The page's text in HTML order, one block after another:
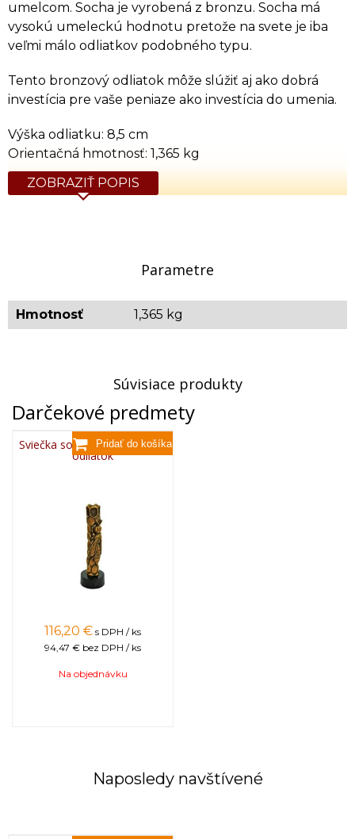
umelcom. Socha je vyrobená z bronzu. Socha má
vysokú umeleckú hodnotu pretože na svete je iba
veľmi málo odliatkov podobného typu.
Tento bronzový odliatok môže slúžiť aj ako dobrá
investícia pre vaše peniaze ako investícia do umenia.
Výška odliatku: 8,5 cm
Orientačná hmotnosť: 1,365 kg
ZOBRAZIŤ POPIS
Parametre
Hmotnosť 1,365 kg
Súvisiace produkty
Darčekové predmety
Sviečka so včelou - bronzový
odliatok
116,20 € s DPH / ks
94,47 € bez DPH / ks
Na objednávku
Naposledy navštívené